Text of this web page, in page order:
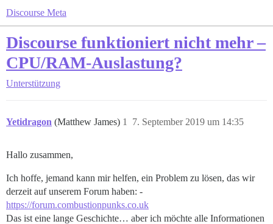
Discourse Meta
Discourse funktioniert nicht mehr –
CPU/RAM-Auslastung?
Unterstützung
Yetidragon (Matthew James) 7. September 2019 um 14:35
1
Hallo zusammen,
Ich hoffe, jemand kann mir helfen, ein Problem zu lösen, das wir
derzeit auf unserem Forum haben: -
https://forum.combustionpunks.co.uk
Das ist eine lange Geschichte… aber ich möchte alle Informationen